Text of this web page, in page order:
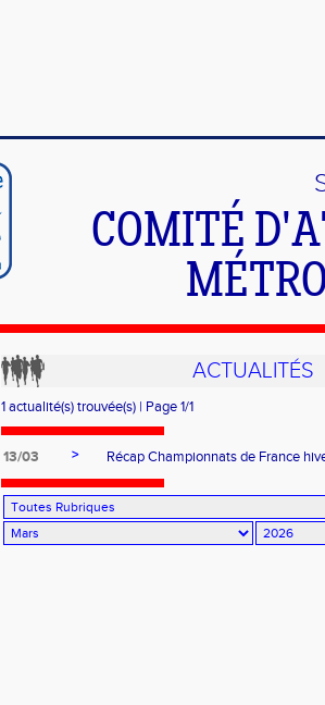
COMITÉ
ACTUALITÉS
1 actualité(s) trouvée(s) | Page 1/1
13/03 > Récap Championnats de France